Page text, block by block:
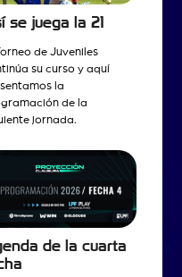
se juega la 21
de Juveniles
su curso y aquí
la
de la
jornada.
de la cuarta